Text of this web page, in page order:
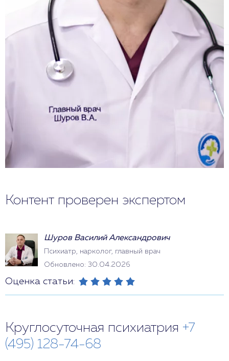
Контент проверен экспертом
Шуров Василий Александрович
Психиатр, нарколог, главный врач
Обновлено: 30.04.2026
Оценка статьи:
Круглосуточная психиатрия +7
(495) 128-74-68